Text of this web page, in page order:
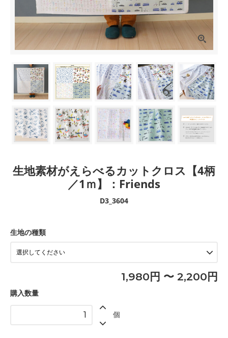
生地素材がえらべるカットクロス【4柄
／1ｍ】：Friends
D3_3604
生地の種類
1,980円 〜 2,200円
購入数量
個